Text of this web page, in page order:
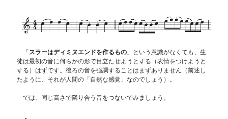
「 スラーはディミヌエンドを作るもの 」という意識がなくても、生
徒は最初の音に何らかの形で目立たせようとする（表情をつけようと
する）はずです。後ろの音を強調することはまずありません（前述し
たように、それが人間の「自然な感覚」なのでしょう）。
では、同じ高さで隣り合う音をつないでみましょう。